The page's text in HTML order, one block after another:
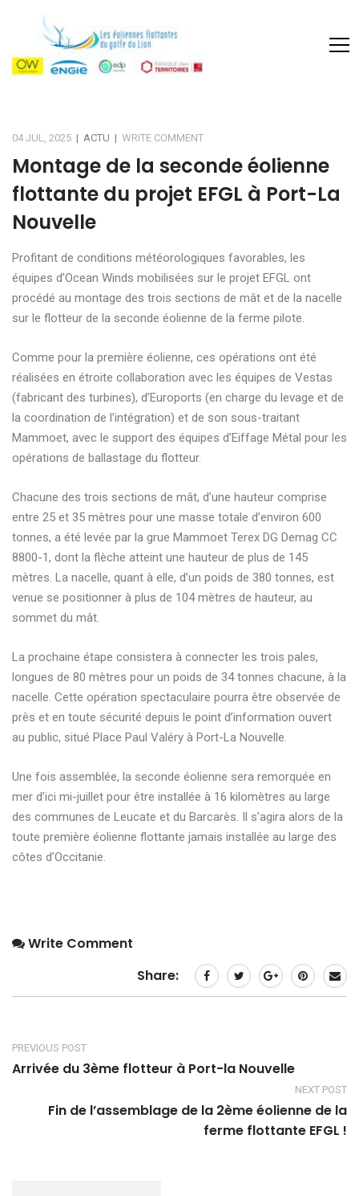
04 JUL, 2025 | ACTU | WRITE COMMENT
Montage de la seconde éolienne
flottante du projet EFGL à Port-La
Nouvelle
Profitant de conditions météorologiques favorables, les
équipes d’Ocean Winds mobilisées sur le projet EFGL ont
procédé au montage des trois sections de mât et de la nacelle
sur le flotteur de la seconde éolienne de la ferme pilote.
Comme pour la première éolienne, ces opérations ont été
réalisées en étroite collaboration avec les équipes de Vestas
(fabricant des turbines), d’Euroports (en charge du levage et de
la coordination de l’intégration) et de son sous-traitant
Mammoet, avec le support des équipes d’Eiffage Métal pour les
opérations de ballastage du flotteur.
Chacune des trois sections de mât, d’une hauteur comprise
entre 25 et 35 mètres pour une masse totale d’environ 600
tonnes, a été levée par la grue Mammoet Terex DG Demag CC
8800-1, dont la flèche atteint une hauteur de plus de 145
mètres. La nacelle, quant à elle, d’un poids de 380 tonnes, est
venue se positionner à plus de 104 mètres de hauteur, au
sommet du mât.
La prochaine étape consistera à connecter les trois pales,
longues de 80 mètres pour un poids de 34 tonnes chacune, à la
nacelle. Cette opération spectaculaire pourra être observée de
près et en toute sécurité depuis le point d’information ouvert
au public, situé Place Paul Valéry à Port-La Nouvelle.
Une fois assemblée, la seconde éolienne sera remorquée en
mer d’ici mi-juillet pour être installée à 16 kilomètres au large
des communes de Leucate et du Barcarès. Il s’agira alors de la
toute première éolienne flottante jamais installée au large des
côtes d’Occitanie.
Write Comment
Share:
PREVIOUS POST
Arrivée du 3ème flotteur à Port-la Nouvelle
NEXT POST
Fin de l’assemblage de la 2ème éolienne de la
ferme flottante EFGL !